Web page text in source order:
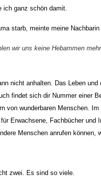
ich ganz schön damit.
starb, meinte meine
wir uns keine Hebammen
nicht anhalten. Das Leben
findet sich dir Nummer einer
von wunderbaren Menschen.
Erwachsene, Fachbücher
Menschen anrufen können,
zwei. Es sind so viele.